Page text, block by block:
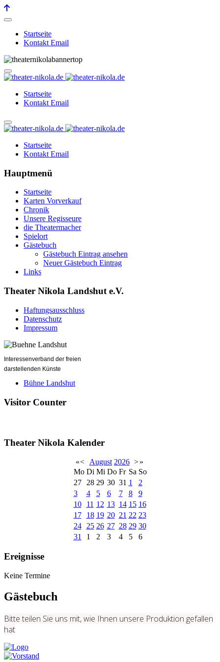
Startseite
Kontakt Email
Startseite
Kontakt Email
Startseite
Kontakt Email
Hauptmenü
Startseite
Karten Vorverkauf
Chronik
Unsere Regisseure
die Theatermacher
Spielort
Gästebuch
Gästebuch Eintrag ansehen
Neuer Gästebuch Eintrag
Links
Theater Nikola Landshut e.V.
Haftungsausschluss
Datenschutz
Impressum
Interessenverband der freien
darstellenden Künste
Bühne Landshut
Visitor Counter
Theater Nikola Kalender
«< August 2026 >»
Mo Di Mi Do Fr Sa So
27
28 29 30 31 1
2
3
4 5 6 7 8
9
10
11 12 13 14 15 16
17
18 19 20 21 22 23
24
25 26 27 28 29 30
31
1 2 3 4 5 6
Ereignisse
Keine Termine
Gästebuch
Bitte teilen Sie uns mit, wie Ihnen unsere Produktion gefallen
hat